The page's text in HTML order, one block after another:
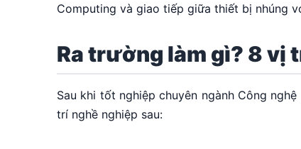
Computing và giao tiếp giữa thiết bị nhúng
Ra trường làm gì? 8 vị
Sau khi tốt nghiệp chuyên ngành Công
trí nghề nghiệp sau: